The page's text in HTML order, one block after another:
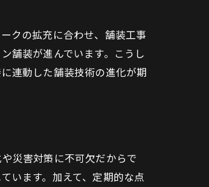
クの拡充に合わせ、舗装工事
舗装が進んでいます。こうし
連動した舗装技術の進化が期
災害対策に不可欠だからで
います。加えて、定期的な点